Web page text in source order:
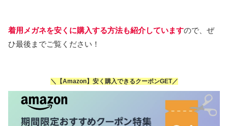
着用メガネを安くに購入する方法も紹介していますので、ぜ
ひ最後までご覧ください！
＼【Amazon】安く購入できるクーポンGET／